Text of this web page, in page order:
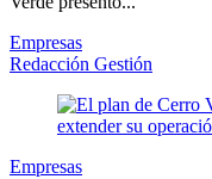
Empresas
Redacción Gestión
Empresas